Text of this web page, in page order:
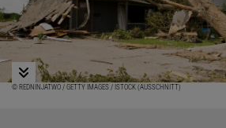
© REDNINJATWO / GETTY IMAGES / ISTOCK (AUSSCHNITT)